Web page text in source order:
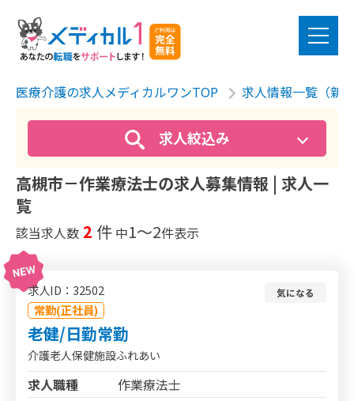
医療介護の求人メディカルワンTOP 求人情報一覧（新
求人絞込み
高槻市－作業療法士の求人募集情報 | 求人一
覧
該当求人数 2 件 中1〜2件表示
求人ID：32502
常勤(正社員)
気になる
老健/日勤常勤
介護老人保健施設ふれあい
求人職種
作業療法士